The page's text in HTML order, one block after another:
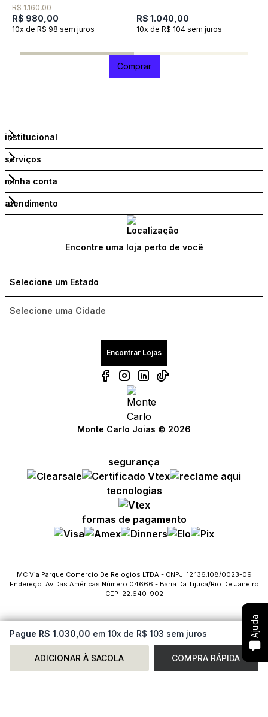
Pague R$ 1.030,00 em 10x de R$ 103 sem juros
ADICIONAR À SACOLA COMPRA RÁPIDA
Compre com um Embaixador
Consulte seu pedido
Solicite troca ou devolução
Fale com o SAC
Ajuda
R$ 1.160,00
R$ 980,00
10x de R$ 98 sem juros
R$ 1.040,00
10x de R$ 104 sem juros
Comprar
Compre com um Embaixador
Consulte seu pedido
Solicite troca ou devolução
Fale com o SAC
Ajuda
institucional
serviços
minha conta
atendimento
Encontre uma loja perto de você
Encontrar Lojas
Monte Carlo Joias © 2026
segurança
tecnologias
formas de pagamento
MC Via Parque Comercio De Relogios LTDA - CNPJ: 12.136.108/0023-09
Endereço: Av Das Américas Número 04666 - Barra Da Tijuca/Rio De Janeiro
CEP: 22.640-902
Compre com um Embaixador
Consulte seu pedido
Solicite troca ou devolução
Fale com o SAC
Ajuda